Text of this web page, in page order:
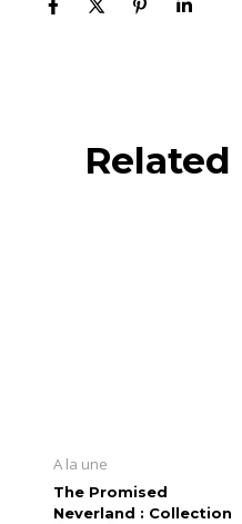
A la une
The Promised
Neverland : Collection